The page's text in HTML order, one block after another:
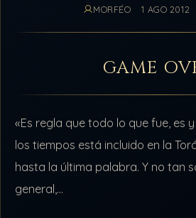
MORFÉO 1 AGO 2012
GAME
«Es regla que todo lo que fue, es
los tiempos está incluido en la
hasta la última palabra. Y no tan
general,…